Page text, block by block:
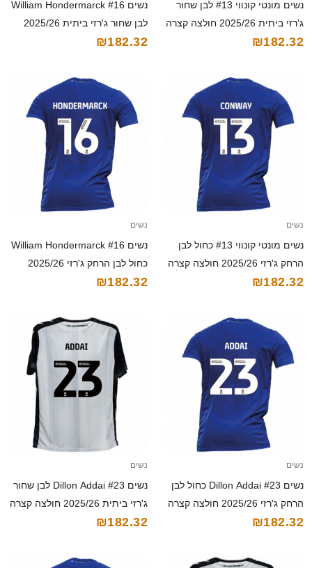
נשים מונטי קונווי #13 לבן שחור
ג'רזי ביתית 2025/26 חולצה קצרה
₪182.32
נשים William Hondermarck #16
לבן שחור ג'רזי ביתית 2025/26
חולצה קצרה
₪182.32
נשים
נשים מונטי קונווי #13 כחול לבן
הרחק ג'רזי 2025/26 חולצה קצרה
₪182.32
נשים
נשים William Hondermarck #16
כחול לבן הרחק ג'רזי 2025/26
חולצה קצרה
₪182.32
נשים
נשים Dillon Addai #23 כחול לבן
הרחק ג'רזי 2025/26 חולצה קצרה
₪182.32
נשים
נשים Dillon Addai #23 לבן שחור
ג'רזי ביתית 2025/26 חולצה קצרה
₪182.32